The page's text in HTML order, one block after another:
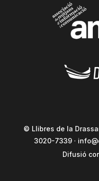
© Llibres de la
3020-7339 ·
Difusió